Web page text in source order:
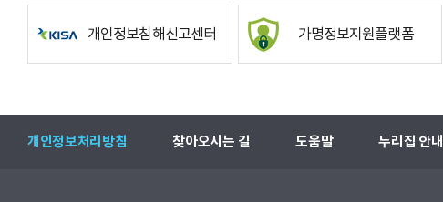
개인정보침해신고센터 가명정보지원플랫폼
개인정보처리방침 찾아오시는 길 도움말 누리집 안내